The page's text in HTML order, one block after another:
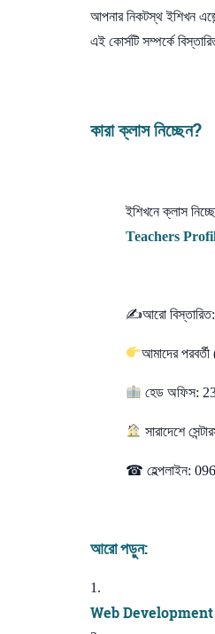
আপনার নিকটস্থ ইশিখন
এই কোর্সটি সম্পর্কে
কারা ক্লাস নিচ্ছেন?
ইশিখনে ক্লাস
Teachers
✍আরো বিস্তারিত:
আমাদের
হেড অফিস:
সারাদেশে
☎ হেল্পলাইন:
আরো পড়ুন:
Web Development |